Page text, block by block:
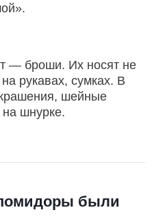
— броши. Их носят не
рукавах, сумках. В
шейные
на шнурке.
были